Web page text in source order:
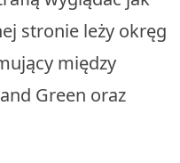
stronie leży okręg
między
Green oraz